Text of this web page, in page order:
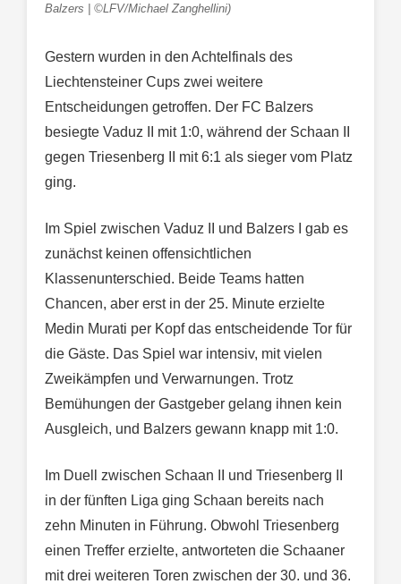
Balzers | ©LFV/Michael Zanghellini)
Gestern wurden in den Achtelfinals des
Liechtensteiner Cups zwei weitere
Entscheidungen getroffen. Der FC Balzers
besiegte Vaduz II mit 1:0, während der Schaan II
gegen Triesenberg II mit 6:1 als sieger vom Platz
ging.
Im Spiel zwischen Vaduz II und Balzers I gab es
zunächst keinen offensichtlichen
Klassenunterschied. Beide Teams hatten
Chancen, aber erst in der 25. Minute erzielte
Medin Murati per Kopf das entscheidende Tor für
die Gäste. Das Spiel war intensiv, mit vielen
Zweikämpfen und Verwarnungen. Trotz
Bemühungen der Gastgeber gelang ihnen kein
Ausgleich, und Balzers gewann knapp mit 1:0.
Im Duell zwischen Schaan II und Triesenberg II
in der fünften Liga ging Schaan bereits nach
zehn Minuten in Führung. Obwohl Triesenberg
einen Treffer erzielte, antworteten die Schaaner
mit drei weiteren Toren zwischen der 30. und 36.